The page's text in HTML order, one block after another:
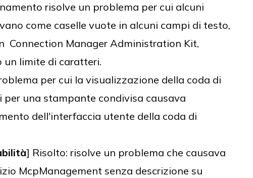
risolve un problema per cui alcuni
come caselle vuote in alcuni campi di testo,
Connection Manager Administration Kit,
limite di caratteri.
per cui la visualizzazione della coda di
una stampante condivisa causava
dell'interfaccia utente della coda di
] Risolto: risolve un problema che causava
McpManagement senza descrizione su